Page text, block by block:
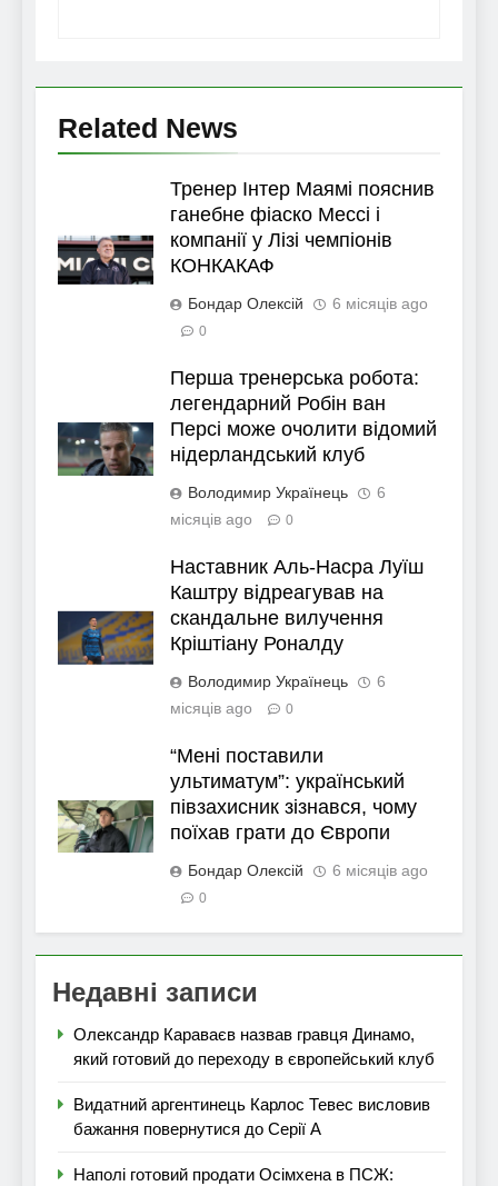
Related News
Тренер Інтер Маямі пояснив
ганебне фіаско Мессі і
компанії у Лізі чемпіонів
КОНКАКАФ
Бондар Олексій 6 місяців ago
0
Перша тренерська робота:
легендарний Робін ван
Персі може очолити відомий
нідерландський клуб
Володимир Українець
6
місяців ago
0
Наставник Аль-Насра Луїш
Каштру відреагував на
скандальне вилучення
Кріштіану Роналду
Володимир Українець
6
місяців ago
0
“Мені поставили
ультиматум”: український
півзахисник зізнався, чому
поїхав грати до Європи
Бондар Олексій 6 місяців ago
0
Недавні записи
Олександр Караваєв назвав гравця Динамо,
який готовий до переходу в європейський клуб
Видатний аргентинець Карлос Тевес висловив
бажання повернутися до Серії А
Наполі готовий продати Осімхена в ПСЖ: